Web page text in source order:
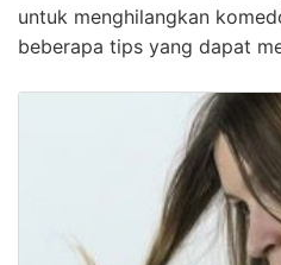
untuk menghilangkan
beberapa tips yang dapat